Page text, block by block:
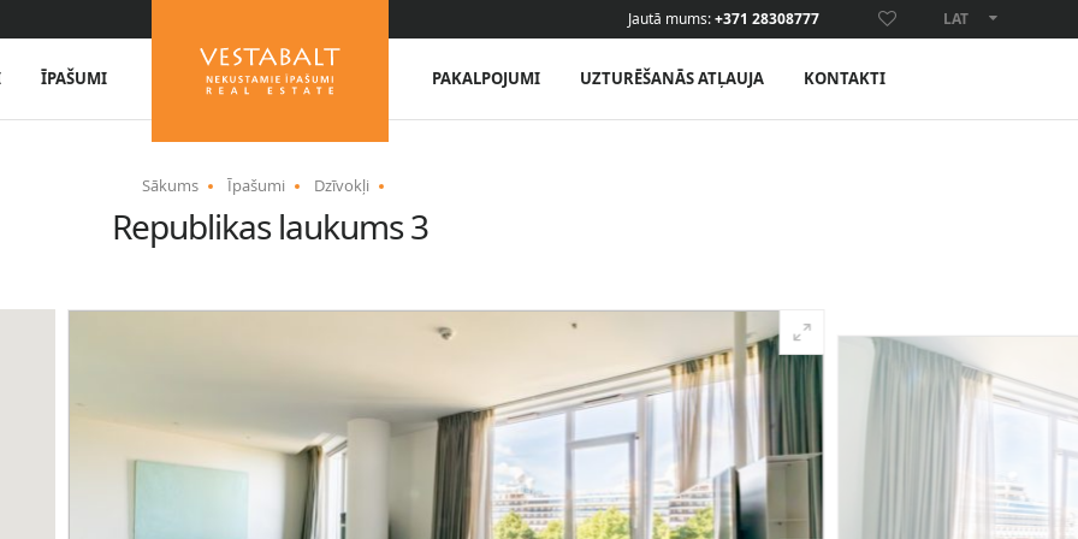
Jautā mums:+371 28308777 LAT
ENG
ĪPAŠUMI PAKALPOJUMI UZTURĒŠANĀS ATĻAUJA KONTAKTI
Sākums Īpašumi Dzīvokļi
Republikas laukums 3